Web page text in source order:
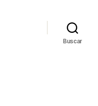
Buscar